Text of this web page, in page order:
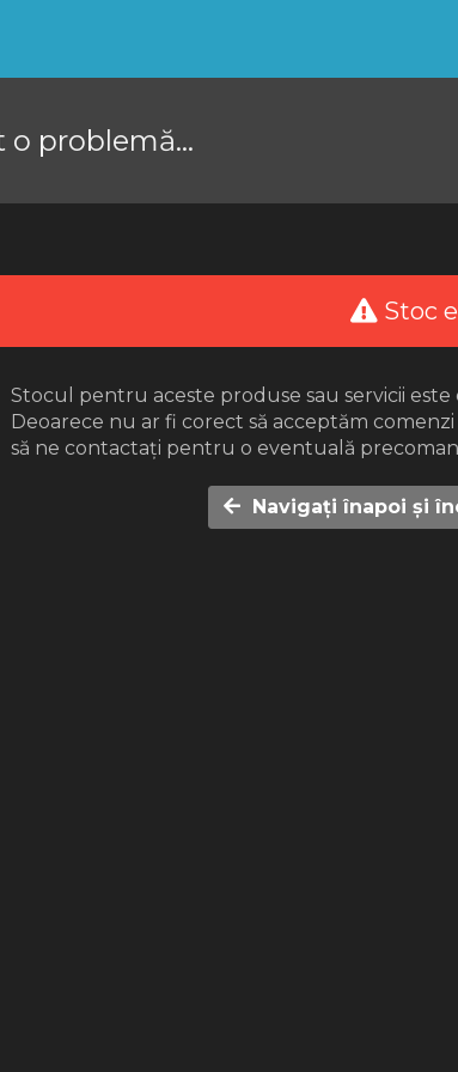
o problemă...
Stoc
Stocul pentru aceste produse sau servicii este
Deoarece nu ar fi corect să acceptăm
să ne contactați pentru o eventuală
Navigați înapoi și